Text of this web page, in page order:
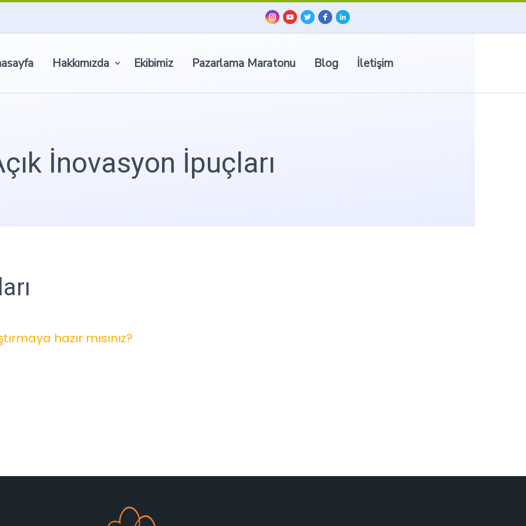
Hakkımızda Ekibimiz Pazarlama Maratonu Blog İletişim
İnovasyon İpuçları
hazır mısınız?